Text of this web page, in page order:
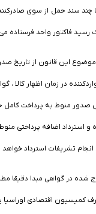
سند حمل از سوی
رسید فاکتور واحد فرستاده
در زمان اظهار کالا ،
صدور منوط به پرداخت
استرداد اضافه پرداختی
تشریفات استرداد خواهد
شده در گواهی مبدا دقیقا
کمیسیون اقتصادی اوراسیا